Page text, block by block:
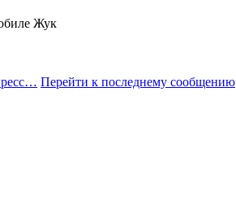
Жук
Перейти к последнему сообщению